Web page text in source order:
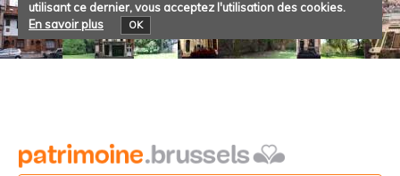
utilisant ce dernier, vous acceptez l'utilisation des cookies.
En savoir plus
OK